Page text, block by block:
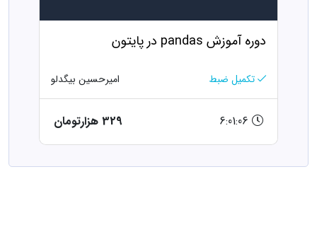
دوره آموزش pandas در پایتون
تکمیل ضبط امیرحسین بیگدلو
329 هزارتومان